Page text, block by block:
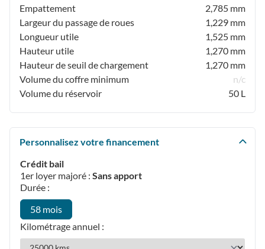
Empattement
2,785 mm
Largeur du passage de roues
1,229 mm
Longueur utile
1,525 mm
Hauteur utile
1,270 mm
Hauteur de seuil de chargement
1,270 mm
Volume du coffre minimum
n/c
Volume du réservoir
50 L
Personnalisez votre financement
Crédit bail
1er loyer majoré : Sans apport
Durée :
58 mois
Kilométrage annuel :